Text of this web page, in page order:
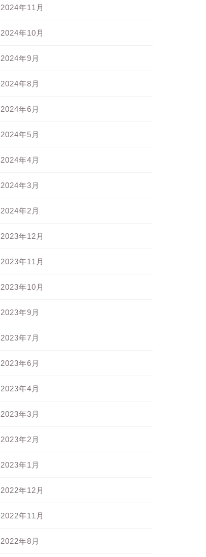
2024年11月
2024年10月
2024年9月
2024年8月
2024年6月
2024年5月
2024年4月
2024年3月
2024年2月
2023年12月
2023年11月
2023年10月
2023年9月
2023年7月
2023年6月
2023年4月
2023年3月
2023年2月
2023年1月
2022年12月
2022年11月
2022年8月